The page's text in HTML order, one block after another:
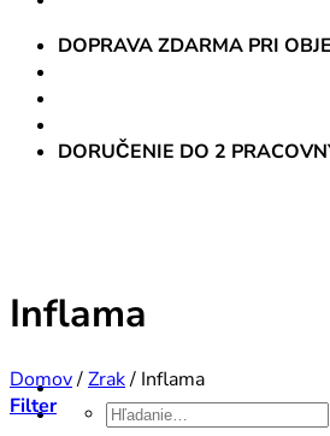
DOPRAVA ZDARMA PRI
DORUČENIE DO 2
Hľadať:
Inflama
Domov/Zrak/ Inflama
Filter